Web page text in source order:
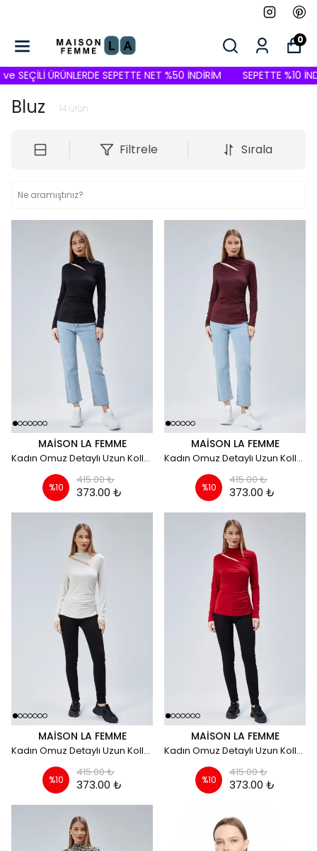
0
ÜRÜNLERDE SEPETTE NET %50 İNDİRİM SEPETTE %10
Bluz 14 ürün
Filtrele Sırala
MAISON LA FEMME
Kadın Omuz Detaylı Uzun Kollu Bluz - siyah
%10
415.00 ₺
373.00 ₺
MAISON LA FEMME
Kadın Omuz Detaylı Uzun Kollu Bluz - Bordro
%10
415.00 ₺
373.00 ₺
MAISON LA FEMME
Kadın Omuz Detaylı Uzun Kollu Bluz - Ekru
%10
415.00 ₺
373.00 ₺
MAISON LA FEMME
Kadın Omuz Detaylı Uzun Kollu Bluz - Kırmızı
%10
415.00 ₺
373.00 ₺